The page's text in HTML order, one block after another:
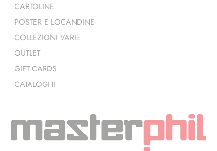
CARTOLINE
POSTER E LOCANDINE
COLLEZIONI VARIE
OUTLET
GIFT CARDS
CATALOGHI